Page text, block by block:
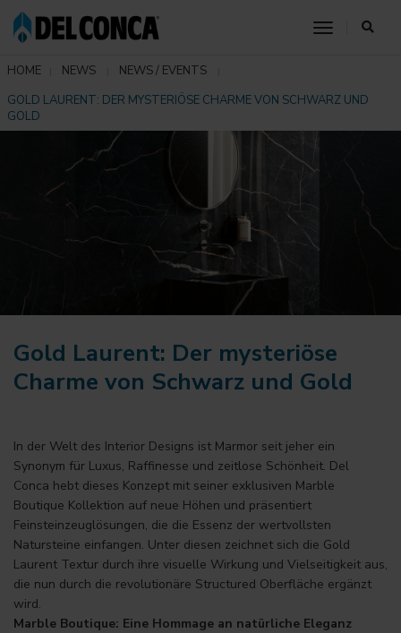
toggle
HOME NEWS
NEWS / EVENTS
GOLD LAURENT: DER MYSTERIÖSE CHARME VON SCHWARZ UND
GOLD
Gold Laurent: Der mysteriöse
Charme von Schwarz und Gold
In der Welt des Interior Designs ist Marmor seit jeher ein
Synonym für Luxus, Raffinesse und zeitlose Schönheit. Del
Conca hebt dieses Konzept mit seiner exklusiven Marble
Boutique Kollektion auf neue Höhen und präsentiert
Feinsteinzeuglösungen, die die Essenz der wertvollsten
Natursteine einfangen. Unter diesen zeichnet sich die Gold
Laurent Textur durch ihre visuelle Wirkung und Vielseitigkeit aus,
die nun durch die revolutionäre Structured Oberfläche ergänzt
wird.
Marble Boutique: Eine Hommage an natürliche Eleganz